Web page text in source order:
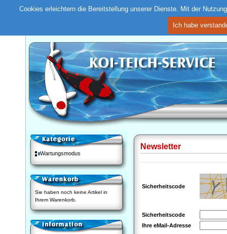
Cookies erleichtern die Bereitstellung unserer Dienste. Mit der
Ich habe
Wartungsmodus
Sie haben noch keine Artikel in
Ihrem Warenkorb.
Newsletter
Sicherheitscode
Sicherheitscode
Ihre eMail-Adresse